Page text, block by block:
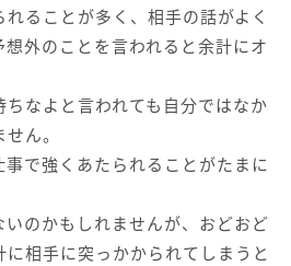
ることが多く、相手の話がよく
外のことを言われると余計にオ
なよと言われても自分ではなか
ん。
で強くあたられることがたまに
のかもしれませんが、おどおど
相手に突っかかられてしまうと